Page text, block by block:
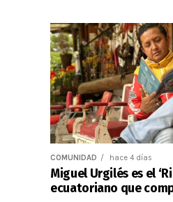
COMUNIDAD hace 4 días
Miguel Urgilés es el
ecuatoriano que